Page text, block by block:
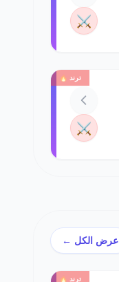
⚔️
ترند 🔥
⚔️
عرض الكل ←
ترند 🔥